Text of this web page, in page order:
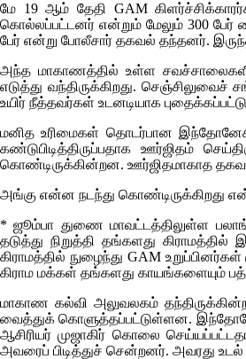
மே 19 ஆம் தேதி GAM
கொல்லப்பட்டனர் என்றும் மேலும் 300
பேர் என்று போலீசார் தகவல் தந்தனர்.
அந்த மாகாணத்தில் உள்ள
எடுத்து வந்திருக்கிறது.
உயிர் நீத்தவர்கள் உடனடியாக
மனித உரிமைகள் தொடர்பான
கண்டுபிடித்திருப்பதாக ஊர்ஜிதம்
கொண்டிருக்கின்றன. ஊர்ஜிதமாகாத
அங்கு என்ன நடந்து கொண்டிருக்கிறது
*ஜூம்பா துணை மாவட்டத்திலுள்ள பலாங்
தடுத்து நிறுத்தி தங்களது
கிராமத்தில் நுழைந்து GAM
கிராம மக்கள் தங்களது காயங்களையும்
மாகாண கல்வி அலுவலகம்
வைத்துக் கொளுத்தப்பட்டுள்ளன.
ஆசிரியர் முஜாகிர் கொலை
அவரைப் பிடித்துச் சென்றனர். அவரது உடல்